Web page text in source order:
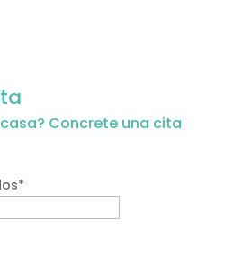
Concrete una cita